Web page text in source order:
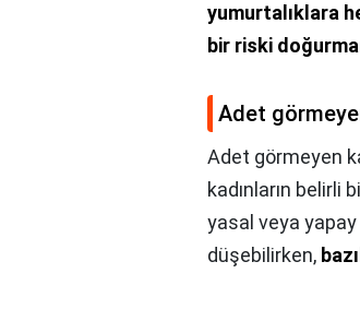
yumurtalıklara
bir riski
Adet
Adet görmeyen
kadınların belirli
yasal veya yapay
düşebilirken,